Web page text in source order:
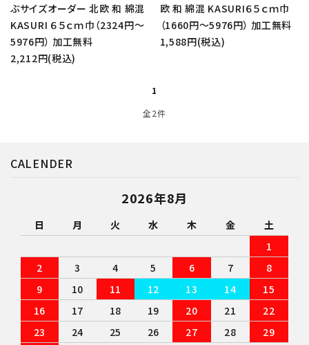
ぶサイズオーダー 北欧 和 綿混
KASURI ６５ｃｍ巾（2324円～
5976円） 加工無料
2,212円(税込)
欧 和 綿混 KASURI６５ｃｍ巾
（1660円～5976円） 加工無料
1,588円(税込)
1
全2件
キーワード
カテゴリー
CALENDER
2026年8月
日 月 火 水 木 金
土
1
2
3 4 5 6 7
8
9
10 11 12 13 14
15
16
17 18 19 20 21
22
23
24 25 26 27 28
29